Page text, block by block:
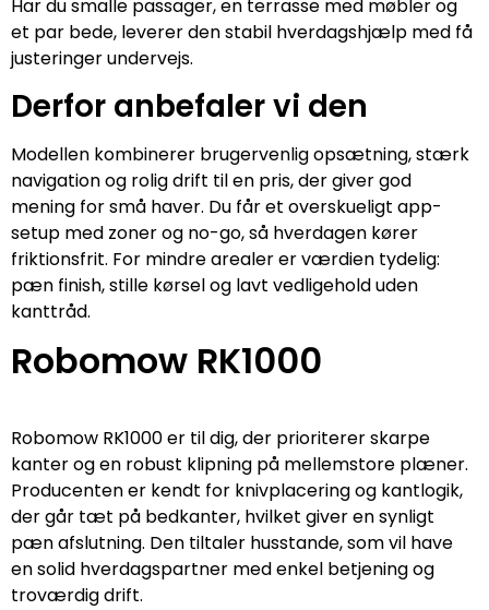
Har du smalle passager, en terrasse med møbler og
et par bede, leverer den stabil hverdagshjælp med få
justeringer undervejs.
Derfor anbefaler vi den
Modellen kombinerer brugervenlig opsætning, stærk
navigation og rolig drift til en pris, der giver god
mening for små haver. Du får et overskueligt app-
setup med zoner og no-go, så hverdagen kører
friktionsfrit. For mindre arealer er værdien tydelig:
pæn finish, stille kørsel og lavt vedligehold uden
kanttråd.
Robomow RK1000
Robomow RK1000 er til dig, der prioriterer skarpe
kanter og en robust klipning på mellemstore plæner.
Producenten er kendt for knivplacering og kantlogik,
der går tæt på bedkanter, hvilket giver en synligt
pæn afslutning. Den tiltaler husstande, som vil have
en solid hverdagspartner med enkel betjening og
troværdig drift.